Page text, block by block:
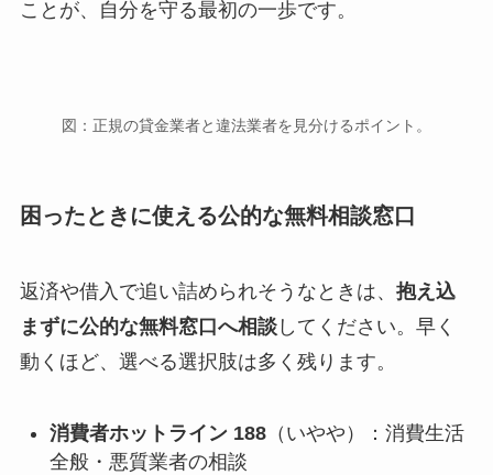
ことが、自分を守る最初の一歩です。
図：正規の貸金業者と違法業者を見分けるポイント。
困ったときに使える公的な無料相談窓口
返済や借入で追い詰められそうなときは、 抱え込
まずに公的な無料窓口へ相談してください。早く
動くほど、選べる選択肢は多く残ります。
消費者ホットライン 188（いやや）：消費生活
全般・悪質業者の相談